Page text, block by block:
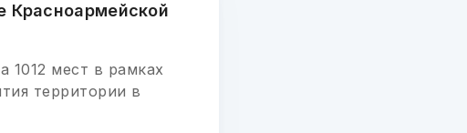
Красноармейской
1012 мест в рамках
территории в